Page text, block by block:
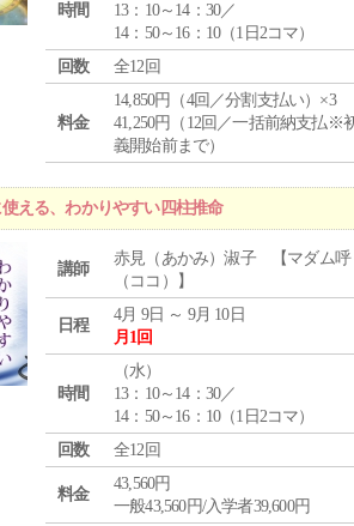
時間
13：10～14：30／
14：50～16：10（1日2コマ）
回数
全12回
料金
14,850円（4回／分割支払い）×3
41,250円（12回／一括前納支払※
義開始前まで）
使える、わかりやすい四柱推命
講師
赤見（あかみ）淑子 【マダム呼
（ココ）】
日程
4月 9日 ～ 9月 10日
月1回
時間
（水）
13：10～14：30／
14：50～16：10（1日2コマ）
回数
全12回
料金
43,560円
一般43,560円/入学者39,600円